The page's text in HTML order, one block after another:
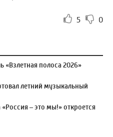
5 0
«Взлетная полоса 2026»
летний музыкальный
– это мы!» откроется